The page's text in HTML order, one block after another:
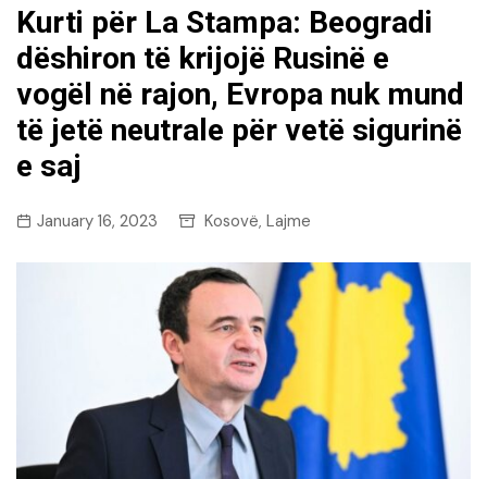
Kurti për La Stampa: Beogradi
dëshiron të krijojë Rusinë e
vogël në rajon, Evropa nuk mund
të jetë neutrale për vetë sigurinë
e saj
January 16, 2023 Kosovë, Lajme